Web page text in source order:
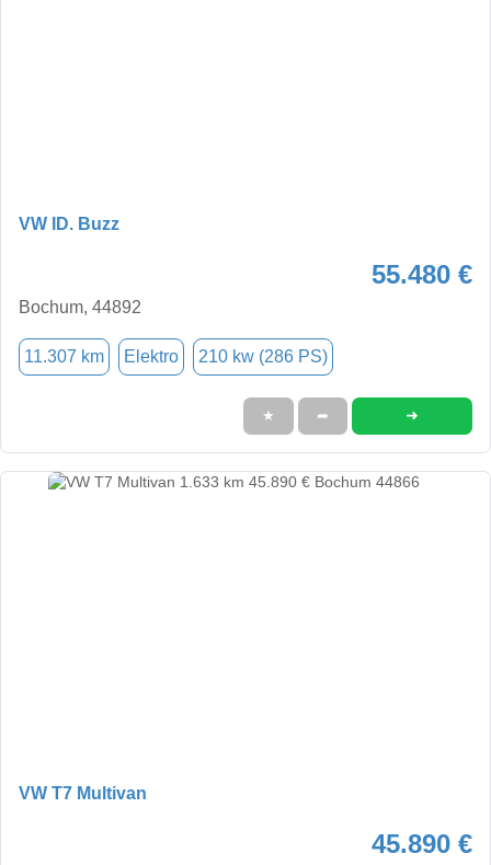
VW ID. Buzz
55.480 €
Bochum, 44892
11.307 km Elektro 210 kw (286 PS)
★ ➦ ➜
VW T7 Multivan
45.890 €